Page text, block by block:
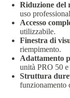
Riduzione del
uso
Accesso
utilizzabile.
Finestra di
riempimento.
Adattamento
unità PRO 50
Struttura
funzionamento